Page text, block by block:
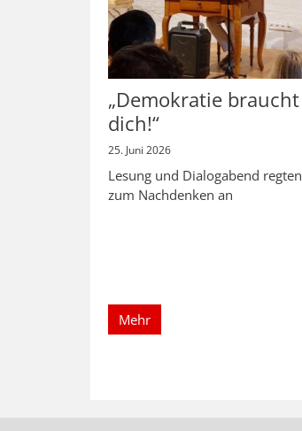
„Demokratie braucht
dich!“
25. Juni 2026
Lesung und Dialogabend regten
zum Nachdenken an
Mehr